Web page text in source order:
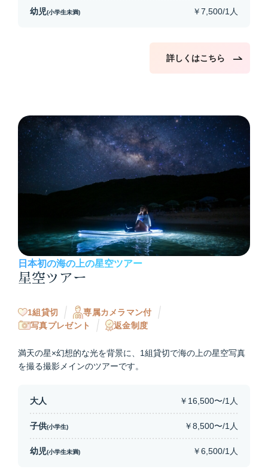
幼児(小学生未満) ￥7,500/1人
詳しくはこちら
日本初の海の上の星空ツアー
星空ツアー
1組貸切
専属カメラマン付
写真プレゼント
返金制度
満天の星×幻想的な光を背景に、1組貸切で海の上の星空写真
を撮る撮影メインのツアーです。
大人 ￥16,500〜/1人
子供(小学生) ￥8,500〜/1人
幼児(小学生未満) ￥6,500/1人